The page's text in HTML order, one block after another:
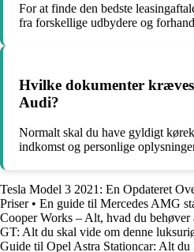
For at finde den bedste
fra forskellige udbydere og
Hvilke dokumenter
Audi?
Normalt skal du have gyldigt
indkomst og personlige
Tesla Model 3 2021: En Opdateret
Priser• En guide til Mercedes AMG
Cooper Works – Alt, hvad du behøver
GT: Alt du skal vide om denne
Guide til Opel Astra Stationcar: Alt du